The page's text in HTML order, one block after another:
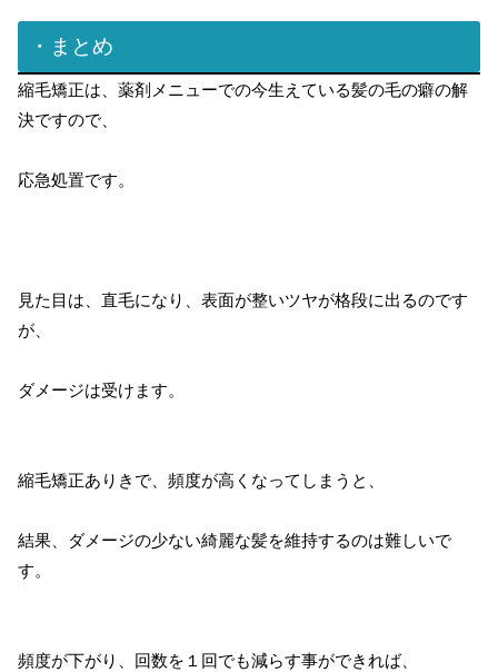
・まとめ
縮毛矯正は、薬剤メニューでの今生えている髪の毛の癖の解
決ですので、
応急処置です。
見た目は、直毛になり、表面が整いツヤが格段に出るのです
が、
ダメージは受けます。
縮毛矯正ありきで、頻度が高くなってしまうと、
結果、ダメージの少ない綺麗な髪を維持するのは難しいで
す。
頻度が下がり、回数を１回でも減らす事ができれば、